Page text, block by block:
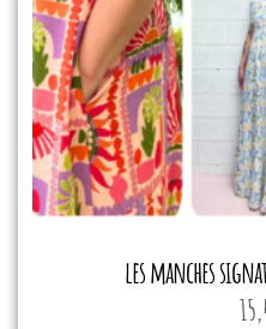
les manches